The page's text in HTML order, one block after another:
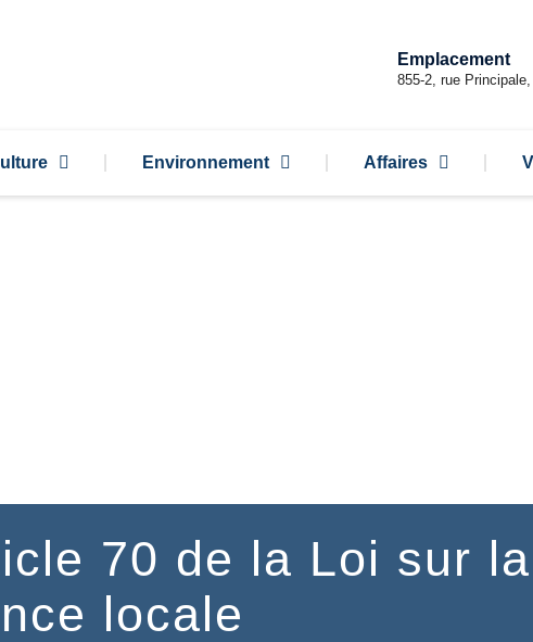
Emplacement
855-2, rue
Environnement Affaires
70 de la Loi sur la
locale